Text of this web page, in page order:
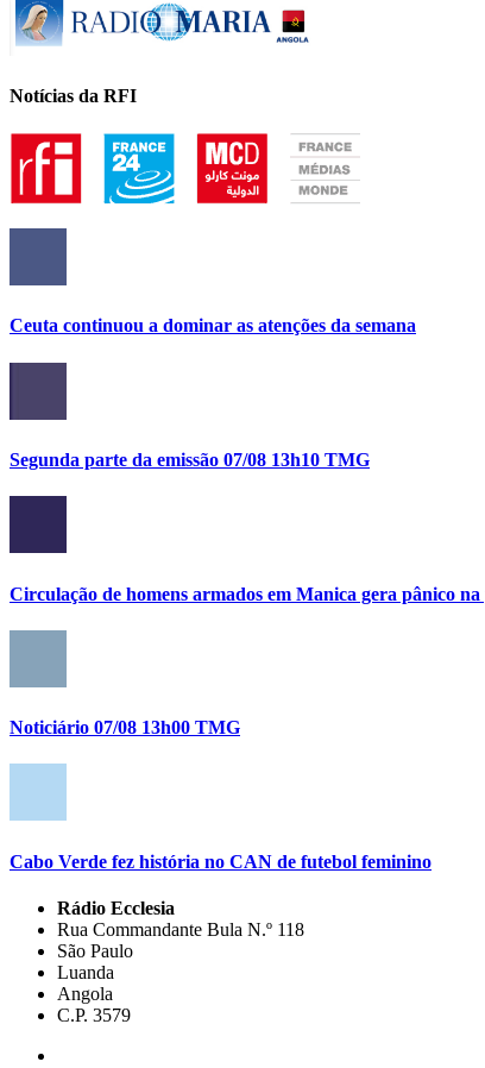
Notícias da RFI
Ceuta continuou a dominar as atenções da semana
Segunda parte da emissão 07/08 13h10 TMG
Circulação de homens armados em Manica gera pânico
Noticiário 07/08 13h00 TMG
Cabo Verde fez história no CAN de futebol feminino
Rádio Ecclesia
Rua Commandante Bula N.º 118
São Paulo
Luanda
Angola
C.P. 3579